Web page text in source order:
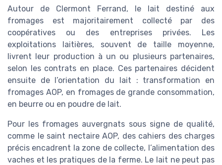
Autour de Clermont Ferrand, le lait destiné aux
fromages est majoritairement collecté par des
coopératives ou des entreprises privées. Les
exploitations laitières, souvent de taille moyenne,
livrent leur production à un ou plusieurs partenaires,
selon les contrats en place. Ces partenaires décident
ensuite de l’orientation du lait : transformation en
fromages AOP, en fromages de grande consommation,
en beurre ou en poudre de lait.
Pour les fromages auvergnats sous signe de qualité,
comme le saint nectaire AOP, des cahiers des charges
précis encadrent la zone de collecte, l’alimentation des
vaches et les pratiques de la ferme. Le lait ne peut pas